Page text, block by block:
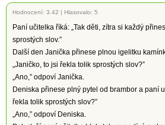
Hodnocení: 3.42 | Hlasovalo: 5
Paní učitelka říká: „Tak děti, zítra si každý
sprostých slov.”
Další den Janička přinese plnou igelitku
„Janičko, to jsi řekla tolik sprostých slov?”
„Ano,” odpoví Janička.
Deniska přinese plný pytel od brambor a paní
řekla tolik sprostých slov?”
„Ano,” odpoví Deniska.